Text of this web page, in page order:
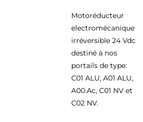
Motoréducteur
electromécanique
irréversible 24 Vdc
destiné à nos
portails de type:
C01 ALU, A01 ALU,
A00.Ac, C01 NV et
C02 NV.